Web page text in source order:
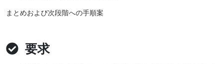
まとめおよび次段階への手順案
要求